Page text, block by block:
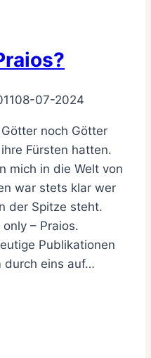
08-07-2024
noch Götter
Fürsten hatten.
mich in die Welt von
war stets klar wer
der Spitze steht.
– Praios.
Publikationen
durch eins auf…